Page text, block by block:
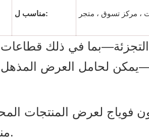
مناسب ل:
في ذلك قطاعات
فوياج لعرض المنتجات
منذ عام 2008. نحن ملتزمون بتقديم حلول عرض المنتجات بأعلى جودة لعملائنا العالميين.